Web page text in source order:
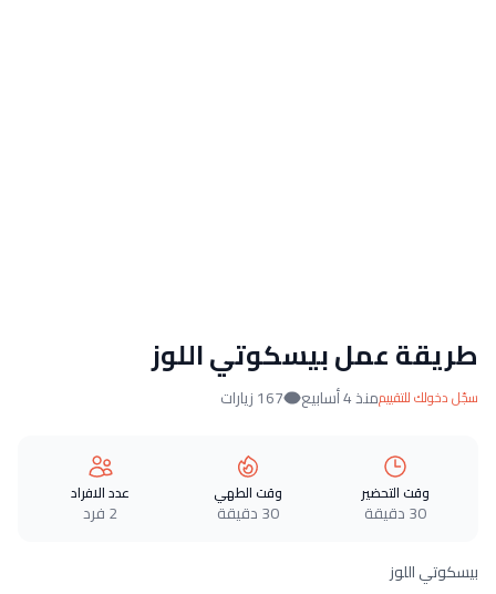
طريقة عمل بيسكوتي اللوز
سجّل دخولك للتقييممنذ 4 أسابيع 167 زيارات
وقت التحضير
30 دقيقة
وقت الطهي
30 دقيقة
عدد الافراد
2 فرد
بيسكوتي اللوز